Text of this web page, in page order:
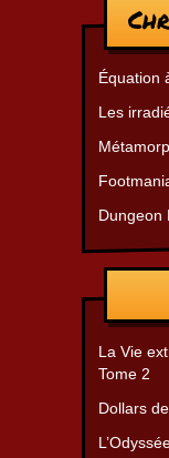
Équation
Les
Dungeon
La Vie
Tome 2
Dollars